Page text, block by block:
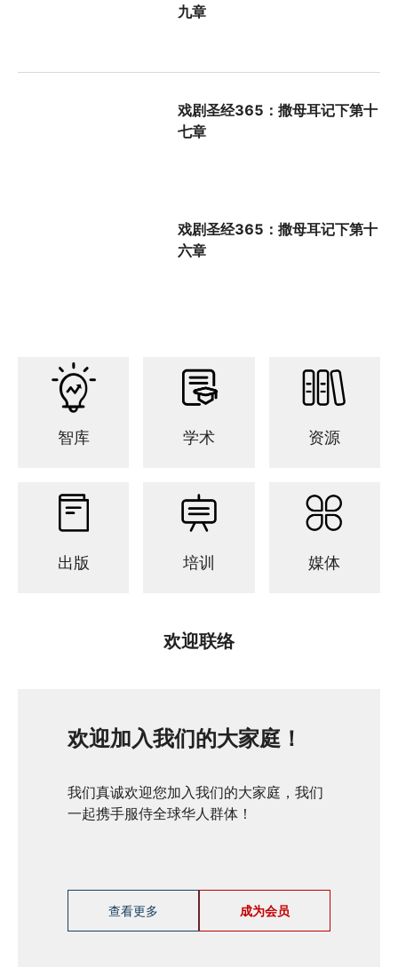
九章
戏剧圣经365：撒母耳记下第十
七章
戏剧圣经365：撒母耳记下第十
六章
智库 学术 资源
出版 培训 媒体
欢迎联络
欢迎加入我们的大家庭！
我们真诚欢迎您加入我们的大家庭，我们
一起携手服侍全球华人群体！
查看更多 成为会员